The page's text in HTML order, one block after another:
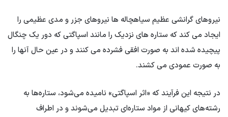
نیروهای گرانشی عظیم سیاهچاله ها نیروهای جزر و مدی عظیمی را
ایجاد می کند که ستاره های نزدیک را مانند اسپاگتی که دور یک چنگال
پیچیده شده اند به صورت افقی فشرده می کنند و در عین حال آنها را
به صورت عمودی می کشند.
در نتیجه این فرآیند که «اثر اسپاگتی» نامیده می‌شود، ستاره‌ها به
رشته‌های کیهانی از مواد ستاره‌ای تبدیل می‌شوند و در اطراف